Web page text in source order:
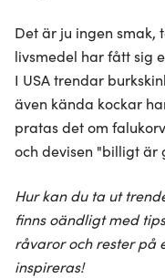
Det är ju ingen smak,
livsmedel har fått sig
I USA trendar
även kända kockar
pratas det om
och devisen "billigt är
Hur kan du ta ut
finns oändligt med
råvaror och rester på
inspireras!